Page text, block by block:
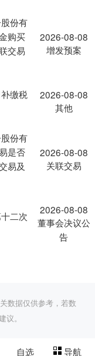
份有
购买
交易
2026-08-08
增发预案
缴税
2026-08-08
其他
份有
是否
易及
2026-08-08
关联交易
二次
2026-08-08
董事会决议公
告
数据仅供参考，若数
。
自选 导航